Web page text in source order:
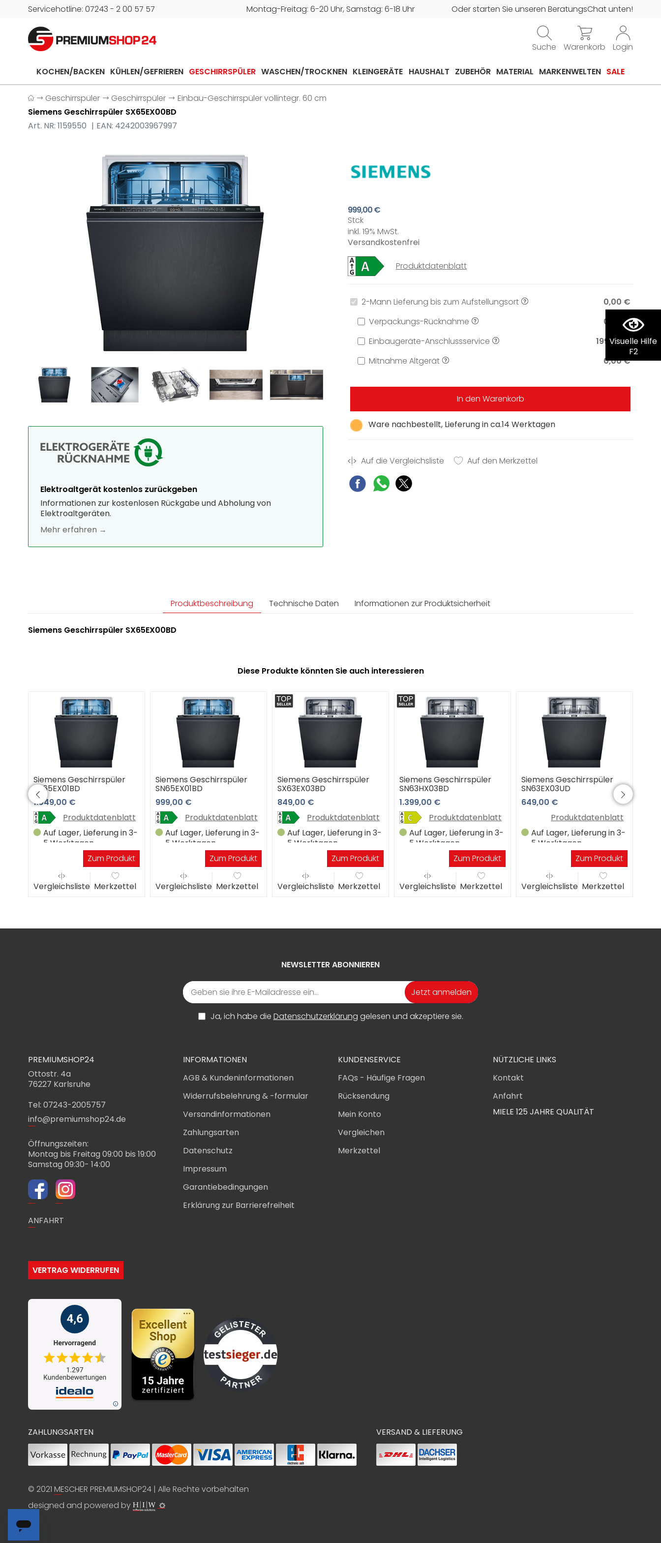
Visuelle Hilfe
F2
Servicehotline: 07243 - 2 00 57 57 Montag-Freitag: 6-20 Uhr, Samstag: 6-18 Uhr Oder starten Sie unseren BeratungsChat unten!
Suche Warenkorb Login
KOCHEN/BACKEN KÜHLEN/GEFRIEREN GESCHIRRSPÜLER WASCHEN/TROCKNEN KLEINGERÄTE HAUSHALT ZUBEHÖR MATERIAL MARKENWELTEN SALE
Geschirrspüler Geschirrspüler
Einbau-Geschirrspüler vollintegr. 60 cm
Siemens Geschirrspüler SX65EX00BD
Art. NR: 1159550
EAN: 4242003967997
Elektroaltgerät kostenlos zurückgeben
Informationen zur kostenlosen Rückgabe und Abholung von
Elektroaltgeräten.
Mehr erfahren →
999,00 €
Stck
inkl. 19% MwSt.
Versandkostenfrei
Produktdatenblatt
Ware nachbestellt, Lieferung in ca.14 Werktagen
2-Mann Lieferung bis zum Aufstellungsort
0,00 €
Verpackungs-Rücknahme
0,00 €
Einbaugeräte-Anschlussservice
199,00 €
Mitnahme Altgerät
0,00 €
In den Warenkorb
Auf die Vergleichsliste Auf den Merkzettel
Produktbeschreibung Technische Daten Informationen zur Produktsicherheit
Siemens Geschirrspüler SX65EX00BD
Diese Produkte könnten Sie auch interessieren
Siemens Geschirrspüler
SX65EX01BD
1.049,00 €
Produktdatenblatt
Auf Lager, Lieferung in 3-
5 Werktagen
Zum Produkt
Vergleichsliste Merkzettel
Siemens Geschirrspüler
SN65EX01BD
999,00 €
Produktdatenblatt
Auf Lager, Lieferung in 3-
5 Werktagen
Zum Produkt
Vergleichsliste Merkzettel
Siemens Geschirrspüler
SX63EX03BD
849,00 €
Produktdatenblatt
Auf Lager, Lieferung in 3-
5 Werktagen
Zum Produkt
Vergleichsliste Merkzettel
Siemens Geschirrspüler
SN63HX03BD
1.399,00 €
Produktdatenblatt
Auf Lager, Lieferung in 3-
5 Werktagen
Zum Produkt
Vergleichsliste Merkzettel
Siemens Geschirrspüler
SN63EX03UD
649,00 €
Produktdatenblatt
Auf Lager, Lieferung in 3-
5 Werktagen
Zum Produkt
Vergleichsliste Merkzettel
NEWSLETTER ABONNIEREN
Jetzt anmelden
Ja, ich habe die Datenschutzerklärung gelesen und akzeptiere sie.
PREMIUMSHOP24
Ottostr. 4a
76227 Karlsruhe
Tel: 07243-2005757
info@premiumshop24.de
Öffnungszeiten:
Montag bis Freitag 09:00 bis 19:00
Samstag 09:30- 14:00
ANFAHRT
INFORMATIONEN
AGB & Kundeninformationen
Widerrufsbelehrung & -formular
Versandinformationen
Zahlungsarten
Datenschutz
Impressum
Garantiebedingungen
Erklärung zur Barrierefreiheit
KUNDENSERVICE
FAQs - Häufige Fragen
Rücksendung
Mein Konto
Vergleichen
Merkzettel
NÜTZLICHE LINKS
Kontakt
Anfahrt
MIELE 125 JAHRE QUALITÄT
VERTRAG WIDERRUFEN
ZAHLUNGSARTEN VERSAND & LIEFERUNG
© 2021 MESCHER PREMIUMSHOP24 | Alle Rechte vorbehalten
designed and powered by